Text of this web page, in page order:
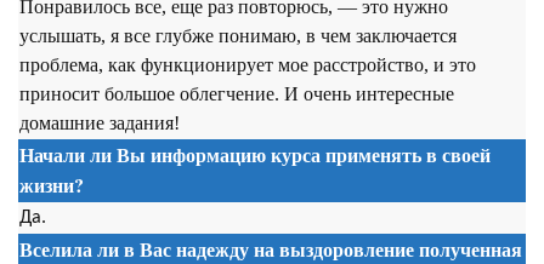
Понравилось все, еще раз повторюсь, — это нужно
услышать, я все глубже понимаю, в чем заключается
проблема, как функционирует мое расстройство, и это
приносит большое облегчение. И очень интересные
домашние задания!
Начали ли Вы информацию курса применять в своей
жизни?
Да.
Вселила ли в Вас надежду на выздоровление полученная